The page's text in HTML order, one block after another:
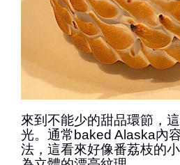
來到不能少的甜品環節，
光。通常baked Alaska內
法，這看來好像番荔枝的